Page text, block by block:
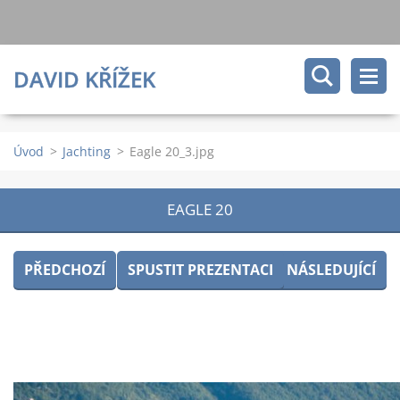
DAVID KŘÍŽEK
Úvod > Jachting > Eagle 20_3.jpg
EAGLE 20
PŘEDCHOZÍ SPUSTIT PREZENTACI NÁSLEDUJÍCÍ